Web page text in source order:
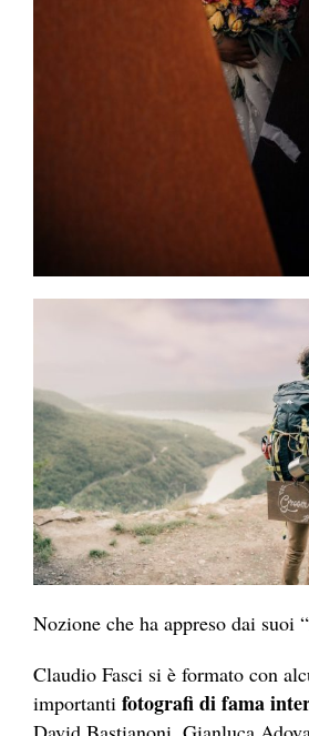
Nozione che ha appreso dai suoi
Claudio Fasci si è formato con
importanti fotografi di fama